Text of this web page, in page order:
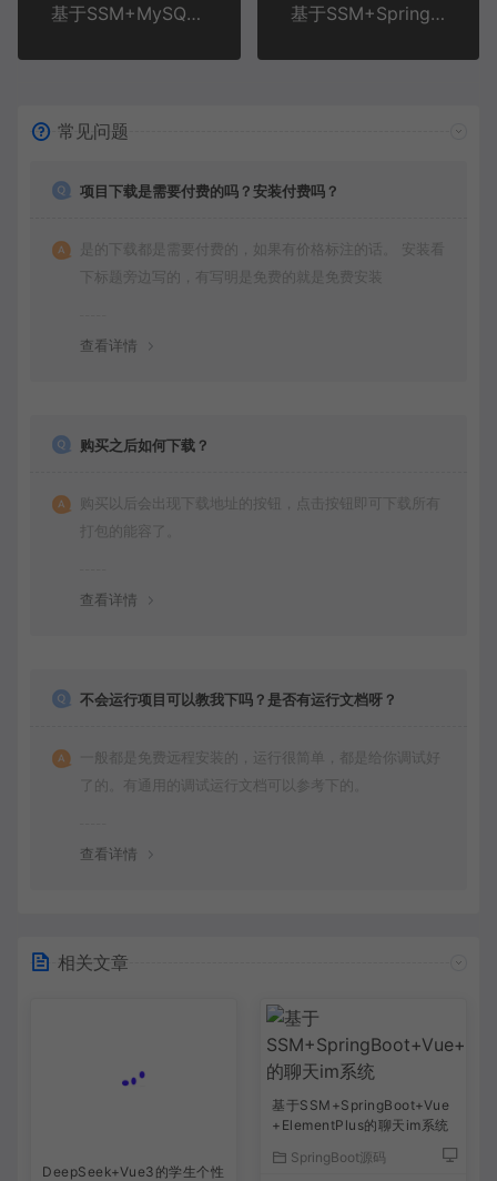
基于SSM+MySQL+Bootstrap的体育竞赛管理系统(附论文)
基于SSM+SpringBoot+MySQL+Vue的社区疫情防控管理系统(附论文)
常见问题
项目下载是需要付费的吗？安装付费吗？
是的下载都是需要付费的，如果有价格标注的话。 安装看
下标题旁边写的，有写明是免费的就是免费安装
查看详情
购买之后如何下载？
购买以后会出现下载地址的按钮，点击按钮即可下载所有
打包的能容了。
查看详情
不会运行项目可以教我下吗？是否有运行文档呀？
一般都是免费远程安装的，运行很简单，都是给你调试好
了的。有通用的调试运行文档可以参考下的。
查看详情
相关文章
DeepSeek+Vue3的学生个性
基于SSM+SpringBoot+Vue
+ElementPlus的聊天im系统
SpringBoot源码